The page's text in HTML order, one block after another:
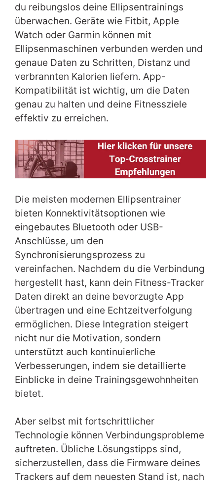
du reibungslos deine Ellipsentrainings
überwachen. Geräte wie Fitbit, Apple
Watch oder Garmin können mit
Ellipsenmaschinen verbunden werden und
genaue Daten zu Schritten, Distanz und
verbrannten Kalorien liefern. App-
Kompatibilität ist wichtig, um die Daten
genau zu halten und deine Fitnessziele
effektiv zu erreichen.
Die meisten modernen Ellipsentrainer
bieten Konnektivitätsoptionen wie
eingebautes Bluetooth oder USB-
Anschlüsse, um den
Synchronisierungsprozess zu
vereinfachen. Nachdem du die Verbindung
hergestellt hast, kann dein Fitness-Tracker
Daten direkt an deine bevorzugte App
übertragen und eine Echtzeitverfolgung
ermöglichen. Diese Integration steigert
nicht nur die Motivation, sondern
unterstützt auch kontinuierliche
Verbesserungen, indem sie detaillierte
Einblicke in deine Trainingsgewohnheiten
bietet.
Aber selbst mit fortschrittlicher
Technologie können Verbindungsprobleme
auftreten. Übliche Lösungstipps sind,
sicherzustellen, dass die Firmware deines
Trackers auf dem neuesten Stand ist, nach